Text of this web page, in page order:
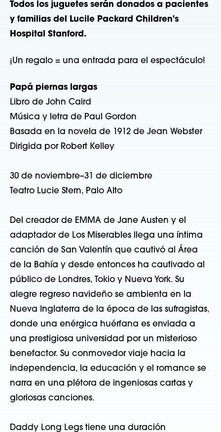
Todos los juguetes serán donados a pacientes
y familias del Lucile Packard Children's
Hospital Stanford.
¡Un regalo = una entrada para el espectáculo!
Papá piernas largas
Libro de John Caird
Música y letra de Paul Gordon
Basada en la novela de 1912 de Jean Webster
Dirigida por Robert Kelley
30 de noviembre–31 de diciembre
Teatro Lucie Stern, Palo Alto
Del creador de EMMA de Jane Austen y el
adaptador de Los Miserables llega una íntima
canción de San Valentín que cautivó al Área
de la Bahía y desde entonces ha cautivado al
público de Londres, Tokio y Nueva York. Su
alegre regreso navideño se ambienta en la
Nueva Inglaterra de la época de las sufragistas,
donde una enérgica huérfana es enviada a
una prestigiosa universidad por un misterioso
benefactor. Su conmovedor viaje hacia la
independencia, la educación y el romance se
narra en una plétora de ingeniosas cartas y
gloriosas canciones.
Daddy Long Legs tiene una duración